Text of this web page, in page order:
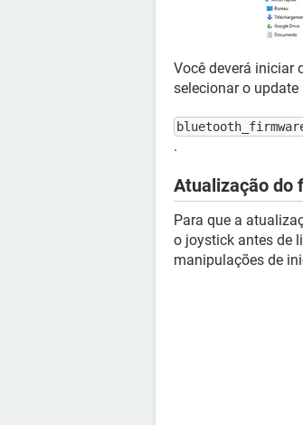
Você deverá iniciar
selecionar o update
.
Atualização do
Para que a
o joystick antes de
manipulações de